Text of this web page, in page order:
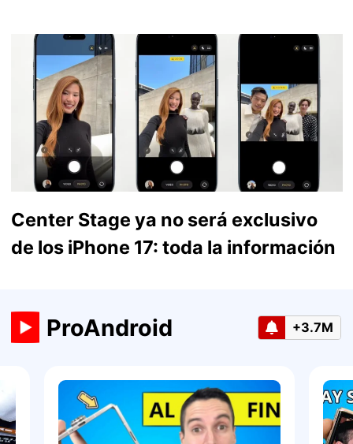
Center Stage ya no será exclusivo
de los iPhone 17: toda la información
ProAndroid +3.7M